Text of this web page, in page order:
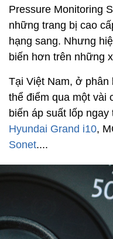
Pressure Monitoring
những trang bị cao
hạng sang. Nhưng
biến hơn trên những
Tại Việt Nam, ở phân
thể điểm qua một vài
biến áp suất lốp
Hyundai Grand i10,
Sonet....